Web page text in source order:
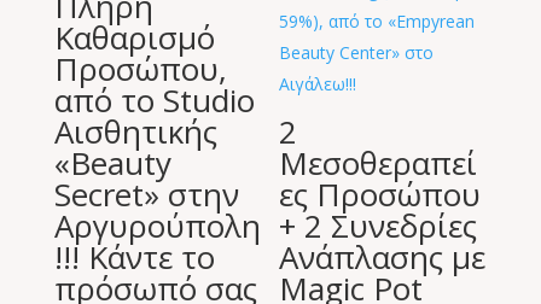
Καθαρισμό
Προσώπου,
από το Studio
Αισθητικής
«Beauty
Secret» στην
Αργυρούπολη
!!! Κάντε το
πρόσωπό σας
2
Μεσοθεραπεί
ες Προσώπου
+ 2 Συνεδρίες
Ανάπλασης με
Magic Pot